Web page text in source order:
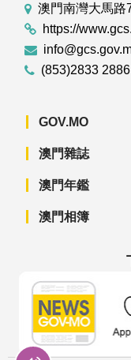
澳門南灣大馬路
https://
(853)2833 2886
GOV.MO
澳門雜誌
澳門年鑑
澳門相簿